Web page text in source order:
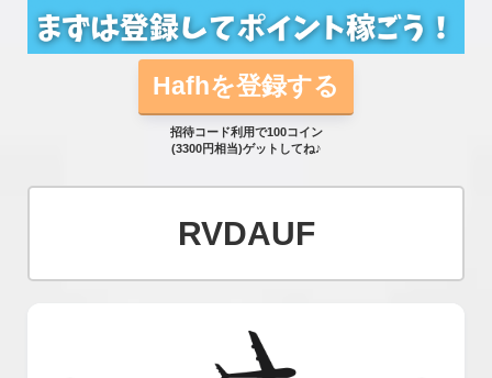
Hafhを登録する
招待コード利用で100コイン
(3300円相当)ゲットしてね♪
RVDAUF